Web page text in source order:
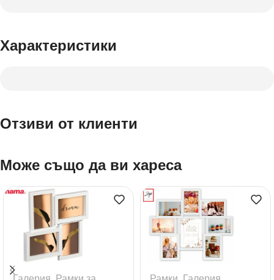
Характеристики
Отзиви от клиенти
Може също да ви хареса